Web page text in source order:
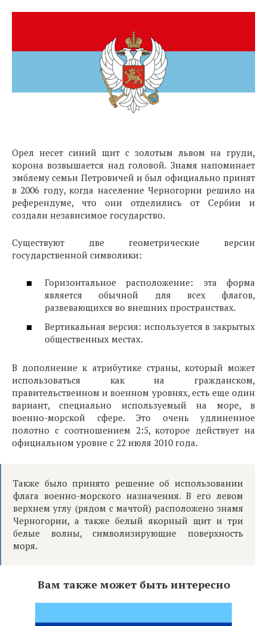
Орел несет синий щит с золотым львом на груди,
корона возвышается над головой. Знамя напоминает
эмблему семьи Петровичей и был официально принят
в 2006 году, когда население Черногории решило на
референдуме, что они отделились от Сербии и
создали независимое государство.
Существуют две геометрические версии
государственной символики:
Горизонтальное расположение: эта форма
является обычной для всех флагов,
развевающихся во внешних пространствах.
Вертикальная версия: используется в закрытых
общественных местах.
В дополнение к атрибутике страны, который может
использоваться как на гражданском,
правительственном и военном уровнях, есть еще один
вариант, специально используемый на море, в
военно-морской сфере. Это очень удлиненное
полотно с соотношением 2:5, которое действует на
официальном уровне с 22 июля 2010 года.
Также было принято решение об использовании
флага военно-морского назначения. В его левом
верхнем углу (рядом с мачтой) расположено знамя
Черногории, а также белый якорный щит и три
белые волны, символизирующие поверхность
моря.
Вам также может быть интересно